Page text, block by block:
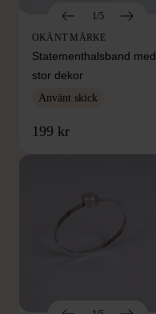
1/5
OKÄNT MÄRKE
Statementhalsband med
stor dekor
Använt skick
199 kr